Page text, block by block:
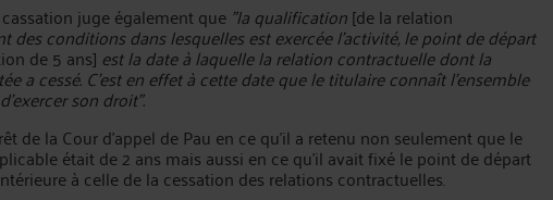
juge également que "la qualification[de la relation
des conditions dans lesquelles est exercée l'activité, le point de départ
de 5 ans] est la date à laquelle la relation contractuelle dont la
a cessé. C'est en effet à cette date que le titulaire connaît l'ensemble
son droit".
de la Cour d'appel de Pau en ce qu'il a retenu non seulement que le
était de 2 ans mais aussi en ce qu'il avait fixé le point de départ
à celle de la cessation des relations contractuelles.